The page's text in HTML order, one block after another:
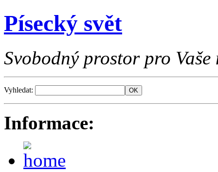
Písecký svět
Svobodný prostor pro Vaše
Vyhledat:
Informace: